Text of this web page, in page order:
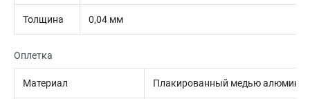
Толщина 0,04 мм
Оплетка
Материал Плакированный медью алюминий